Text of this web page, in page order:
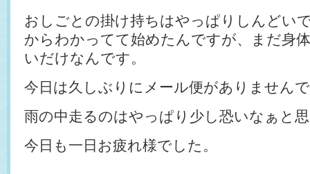
おしごとの掛け持ちはやっぱりしんどい
からわかってて始めたんですが、まだ身
いだけなんです。
今日は久しぶりにメール便がありません
雨の中走るのはやっぱり少し恐いなぁと
今日も一日お疲れ様でした。